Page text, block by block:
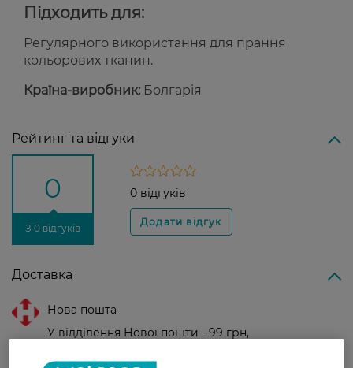
Підходить для:
Регулярного використання для прання
кольорових тканин.
Країна-виробник: Болгарія
Рейтинг та відгуки
0
З 0 відгуків
0 відгуків
Доставка
Нова пошта
У відділення Нової пошти - 99 грн,